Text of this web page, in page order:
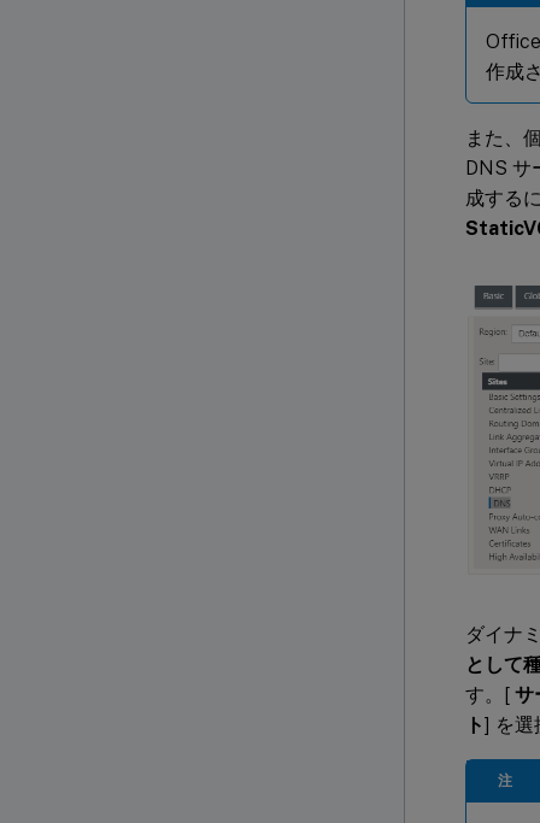
作成
また、
DNS サ
成する
ダイナ
として
す。[ サ
ト] を選
注